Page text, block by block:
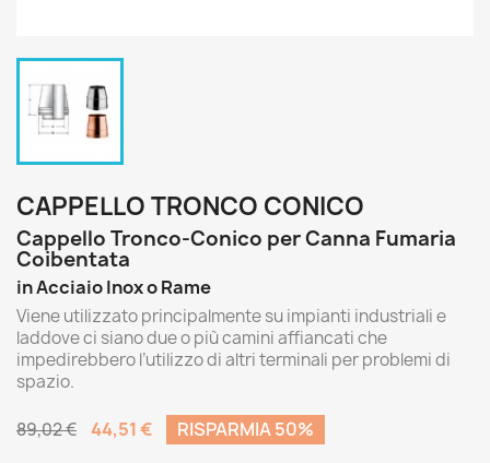
CAPPELLO TRONCO CONICO
Cappello Tronco-Conico per Canna Fumaria
Coibentata
in Acciaio Inox o Rame
Viene utilizzato principalmente su impianti industriali e
laddove ci siano due o più camini affiancati che
impedirebbero l’utilizzo di altri terminali per problemi di
spazio.
89,02 € 44,51 € RISPARMIA 50%